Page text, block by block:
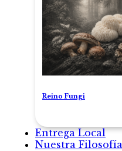
Reino Fungi
Entrega Local
Nuestra Filosofía